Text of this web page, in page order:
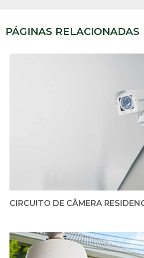
PÁGINAS RELACIONADAS
CIRCUITO DE CÂMERA